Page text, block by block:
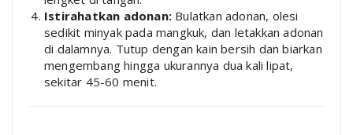
Istirahatkan adonan: Bulatkan adonan, olesi
sedikit minyak pada mangkuk, dan letakkan adonan
di dalamnya. Tutup dengan kain bersih dan biarkan
mengembang hingga ukurannya dua kali lipat,
sekitar 45-60 menit.